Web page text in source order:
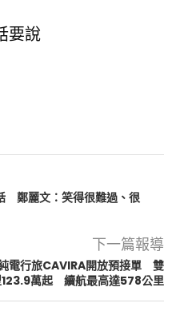
要說
鄭麗文：笑得很難過、很
下一篇報導
電行旅CAVIRA開放預接單 雙
123.9萬起 續航最高達578公里